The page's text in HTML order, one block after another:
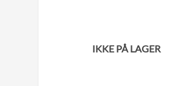
IKKE PÅ LAGER